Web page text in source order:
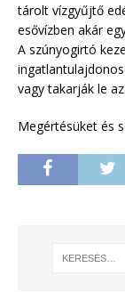
tárolt vízgyűjtő
esővízben akár
A szúnyogirtó
vagy takarják le
Megértésüket és